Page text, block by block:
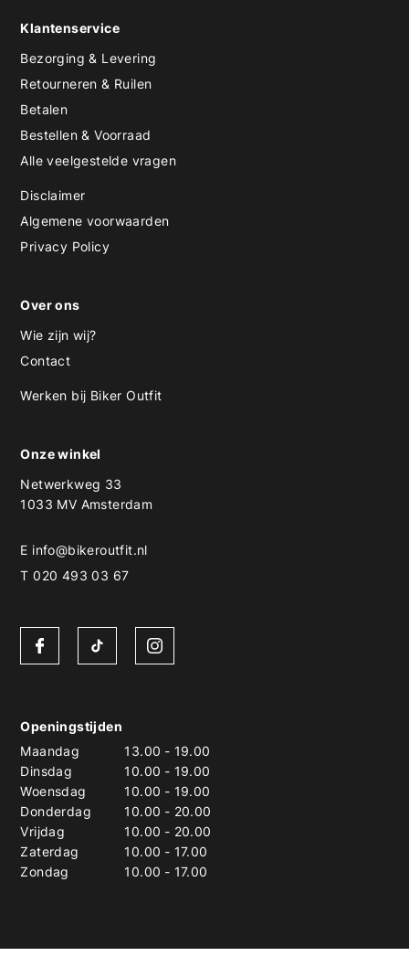
Klantenservice
Bezorging & Levering
Retourneren & Ruilen
Betalen
Bestellen & Voorraad
Alle veelgestelde vragen
Disclaimer
Algemene voorwaarden
Privacy Policy
Over ons
Wie zijn wij?
Contact
Werken bij Biker Outfit
Onze winkel
Netwerkweg 33
1033 MV Amsterdam
E info@bikeroutfit.nl
T 020 493 03 67
Openingstijden
Maandag
13.00 - 19.00
Dinsdag
10.00 - 19.00
Woensdag
10.00 - 19.00
Donderdag
10.00 - 20.00
Vrijdag
10.00 - 20.00
Zaterdag
10.00 - 17.00
Zondag
10.00 - 17.00